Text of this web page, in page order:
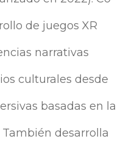
de juegos XR
narrativas
culturales desde
basadas en la
desarrolla